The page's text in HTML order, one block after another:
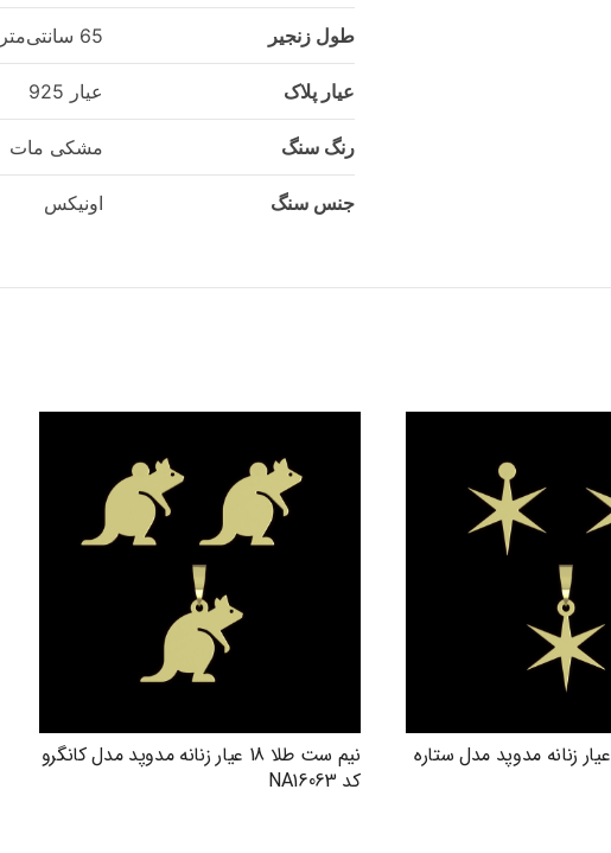
طول زنجیر 65 سانتی‌متر
عیار پلاک عیار 925
رنگ سنگ مشکی مات
جنس سنگ اونیکس
نیم ست طلا 18 عیار زنانه مدوپد مدل ستاره
نیم ست طلا 18 عیار زنانه مدوپد مدل کانگرو
کد NA16063